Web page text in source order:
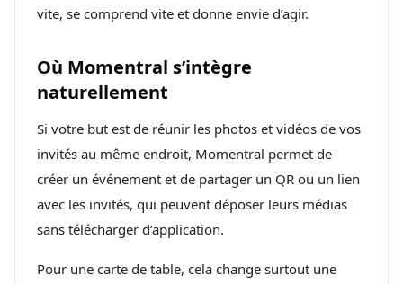
vite, se comprend vite et donne envie d’agir.
Où Momentral s’intègre
naturellement
Si votre but est de réunir les photos et vidéos de vos
invités au même endroit, Momentral permet de
créer un événement et de partager un QR ou un lien
avec les invités, qui peuvent déposer leurs médias
sans télécharger d’application.
Pour une carte de table, cela change surtout une